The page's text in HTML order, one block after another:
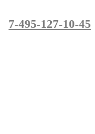
7-495-127-10-45